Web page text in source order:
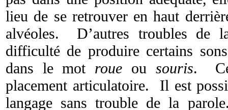
lieu de se retrouver en haut
alvéoles. D’autres troubles de
difficulté de produire certains
dans le mot roue ou souris.
placement articulatoire. Il est
langage sans trouble de la